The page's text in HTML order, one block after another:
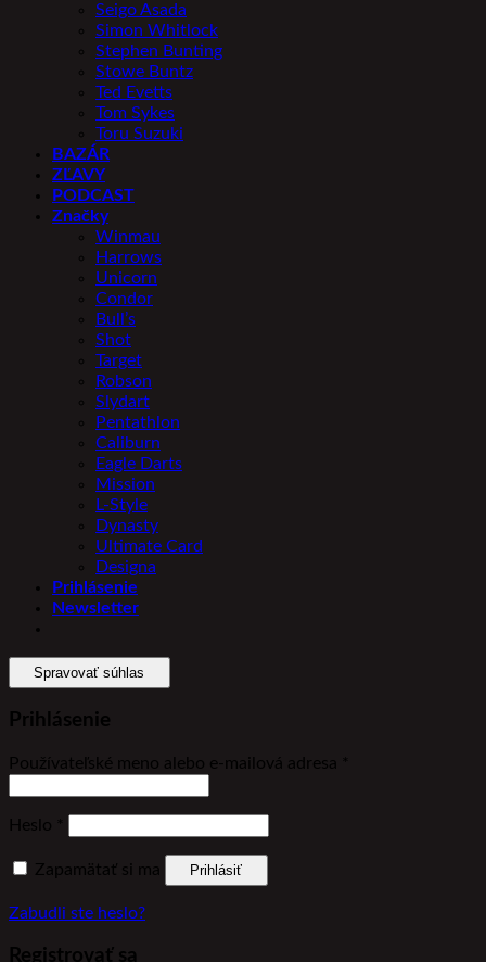
Seigo Asada
Simon Whitlock
Stephen Bunting
Stowe Buntz
Ted Evetts
Tom Sykes
Toru Suzuki
BAZÁR
ZĽAVY
PODCAST
Značky
Winmau
Harrows
Unicorn
Condor
Bull’s
Shot
Target
Robson
Slydart
Pentathlon
Caliburn
Eagle Darts
Mission
L-Style
Dynasty
Ultimate Card
Designa
Prihlásenie
Newsletter
Spravovať súhlas
Prihlásenie
Používateľské meno alebo e-mailová adresa *
Heslo *
Zapamätať si ma Prihlásiť
Zabudli ste heslo?
Registrovať sa